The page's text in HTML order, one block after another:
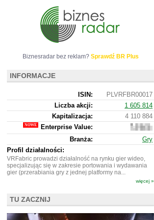
Biznesradar bez reklam? Sprawdź BR Plus
INFORMACJE
ISIN:
PLVRFBR00017
Liczba akcji:
1 605 814
Kapitalizacja:
4 110 884
Enterprise Value:
010 116
Branża:
Gry
Profil działalności:
VRFabric prowadzi działalność na rynku gier wideo,
specjalizując się w zakresie portowania i wydawania
gier (przerabiania gry z jednej platformy na...
więcej »
TU ZACZNIJ